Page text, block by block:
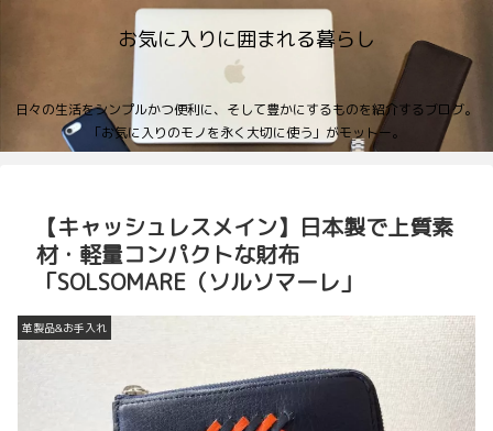
お気に入りに囲まれる暮らし
日々の生活をシンプルかつ便利に、そして豊かにするものを紹介するブログ。
「お気に入りのモノを永く大切に使う」がモットー。
【キャッシュレスメイン】日本製で上質素
材・軽量コンパクトな財布
「SOLSOMARE（ソルソマーレ」
革製品&お手入れ